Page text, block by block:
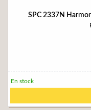
SPC 2337N
En stock